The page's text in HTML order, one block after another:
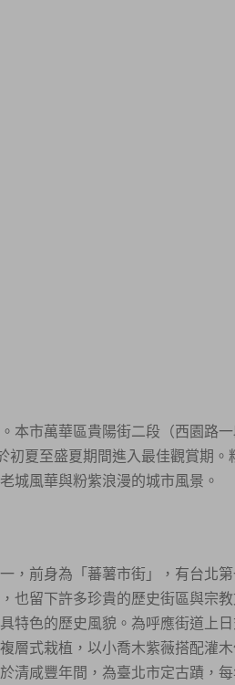
市萬華區貴陽街二段（西園路
夏至盛夏期間進入最佳觀賞期。
城風華與粉紫浪漫的城市風景。
，前身為「蕃薯市街」，有台北
也留下許多珍貴的歷史街區與宗
特色的歷史風貌。為呼應街道上
層式栽植，以小喬木紫薇搭配灌
清咸豐年間，為臺北市定古蹟，